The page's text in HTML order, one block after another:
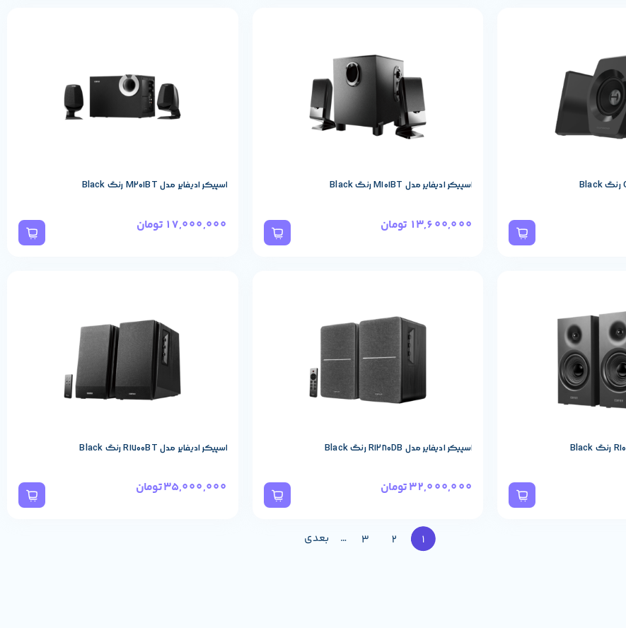
اسپیکر ادیفایر مدل M101BT رنگ Black
13,600,000 تومان
اسپیکر ادیفایر مدل M201BT رنگ Black
17,000,000 تومان
اسپیکر ادیفایر مدل R1280DB رنگ Black
32,000,000تومان
اسپیکر ادیفایر مدل R1700BT رنگ Black
35,000,000تومان
1
2
3
… بعدی